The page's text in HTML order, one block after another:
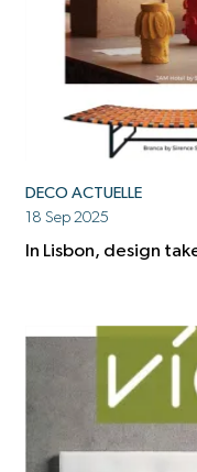
DECO ACTUELLE
18 Sep 2025
In Lisbon, design